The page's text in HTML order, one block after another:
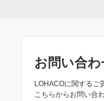
お問い合わ
LOHACOに関するご
こちらからお問い合